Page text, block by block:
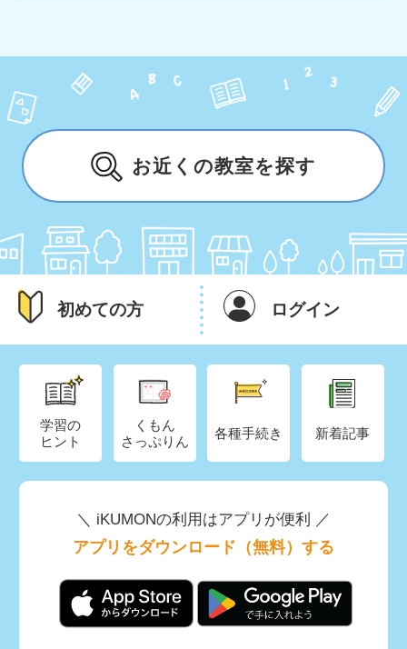
お近くの教室を探す
初めての方 ログイン
学習の
ヒント
くもん
さっぷりん
各種手続き 新着記事
＼ iKUMONの利用はアプリが便利 ／
アプリをダウンロード（無料）する